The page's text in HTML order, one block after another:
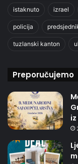
istaknuto izrael
policija
tuzlanski kanton
Preporučujemo